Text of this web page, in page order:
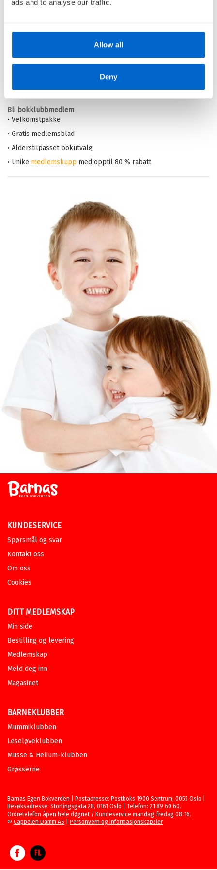
ads and to analyse our traffic.
Allow all
Deny
• Alltid gode
Bli bokklubbmedlem
• Velkomstpakke
• Gratis medlemsblad
• Alderstilpasset bokutvalg
• Unike medlemskupp med opptil 80 % rabatt
KUNDESERVICE
Spørsmål og svar
Kontakt oss
Om oss
Cookies
DITT MEDLEMSKAP
Min side
Bestilling og levering
Medlemskap
Meld deg inn
Magasinet
BARNEKLUBBER
Mummiklubben
Leseløveklubben
Musse & Helium-klubben
Grøsserne
Barnas Egen Bokverden | Postadresse: Postboks 1900 Sentrum, 0055 Oslo |
Besøksadresse: Stortingsgata 28, 0161 Oslo | Telefon: 21 89 60 60.
Ordretelefon åpen hele døgnet / Kundeservice mandag-fredag 08-16.
© Cappelen Damm AS Personvern og informasjonskapsler
Facebook